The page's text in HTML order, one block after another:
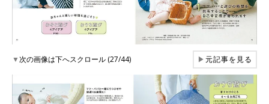
▼次の画像は下へスクロール (27/44) ▶元記事を見る